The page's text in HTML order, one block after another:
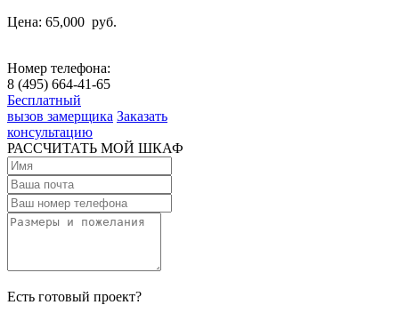
Цена: 65,000 руб.
Номер телефона:
8 (495) 664-41-65
Бесплатный
вызов замерщика Заказать
консультацию
РАССЧИТАТЬ МОЙ ШКАФ
Есть готовый проект?